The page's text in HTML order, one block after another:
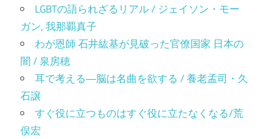
LGBTの語られざるリアル / ジェイソン・モー
ガン, 我那覇真子
わが恩師 石井紘基が見破った官僚国家 日本の
闇 / 泉房穂
耳で考える―脳は名曲を欲する / 養老孟司・久
石譲
すぐ役に立つものはすぐ役に立たなくなる/荒
俣宏